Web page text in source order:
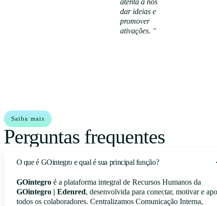
atenta a nos
dar ideias e
promover
ativações. "
Saiba mais
Perguntas frequentes
O que é GOintegro e qual é sua principal função?
GOintegroé a plataforma integral de Recursos Humanos da
GOintegro | Edenred, desenvolvida para conectar, motivar e
todos os colaboradores. Centralizamos Comunicação Interna,